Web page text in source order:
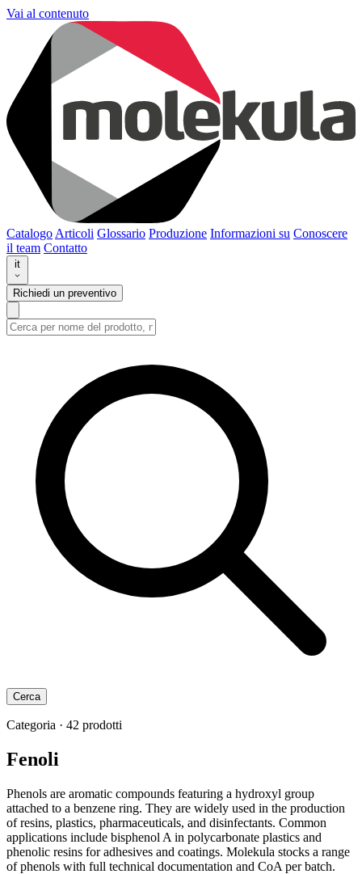
Vai al contenuto
Catalogo Articoli Glossario Produzione Informazioni su Conoscere
il team Contatto
it
Richiedi un preventivo
Cerca
Categoria · 42 prodotti
Fenoli
Phenols are aromatic compounds featuring a hydroxyl group
attached to a benzene ring. They are widely used in the production
of resins, plastics, pharmaceuticals, and disinfectants. Common
applications include bisphenol A in polycarbonate plastics and
phenolic resins for adhesives and coatings. Molekula stocks a range
of phenols with full technical documentation and CoA per batch.